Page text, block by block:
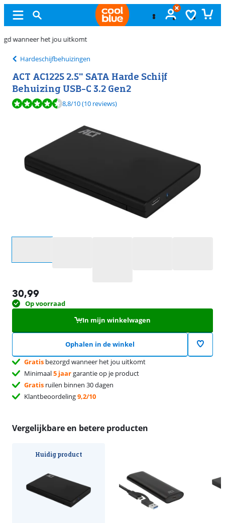
Hardeschijfbehuizingen
ACT AC1225 2.5" SATA Harde Schijf
Behuizing USB-C 3.2 Gen2
Beoordeling is 8,8 van de 10, gebaseerd op 10 reviews.
8,8/10(10 reviews)
30,99
Op voorraad
In mijn winkelwagen
Ophalen in de winkel
Gratis bezorgd wanneer het jou uitkomt
Minimaal5 jaargarantie op je product
Gratis ruilen binnen 30 dagen
Klantbeoordeling9,2/10
Vergelijkbare en betere producten
Huidig product